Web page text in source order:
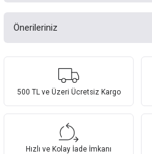
Önerileriniz
Bu ürünün fiyat bilgisi, resim, ürün
yetersiz gördüğünüz noktaları öneri
Görüş ve önerileriniz için teşekkür ederiz.
Ürün resmi kalitesiz, bozuk veya
Ürün açıklamasında eksik bilgiler
500 TL ve Üzeri Ücretsiz Kargo
Hızlı ve Kolay İade İmkanı